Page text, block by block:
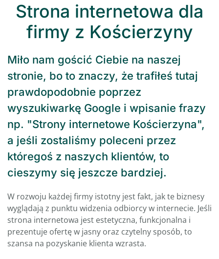
Strona internetowa dla
firmy z Kościerzyny
Miło nam gościć Ciebie na naszej
stronie, bo to znaczy, że trafiłeś tutaj
prawdopodobnie poprzez
wyszukiwarkę Google i wpisanie frazy
np. "Strony internetowe Kościerzyna",
a jeśli zostaliśmy poleceni przez
któregoś z naszych klientów, to
cieszymy się jeszcze bardziej.
W rozwoju każdej firmy istotny jest fakt, jak te biznesy
wyglądają z punktu widzenia odbiorcy w internecie. Jeśli
strona internetowa jest estetyczna, funkcjonalna i
prezentuje ofertę w jasny oraz czytelny sposób, to
szansa na pozyskanie klienta wzrasta.